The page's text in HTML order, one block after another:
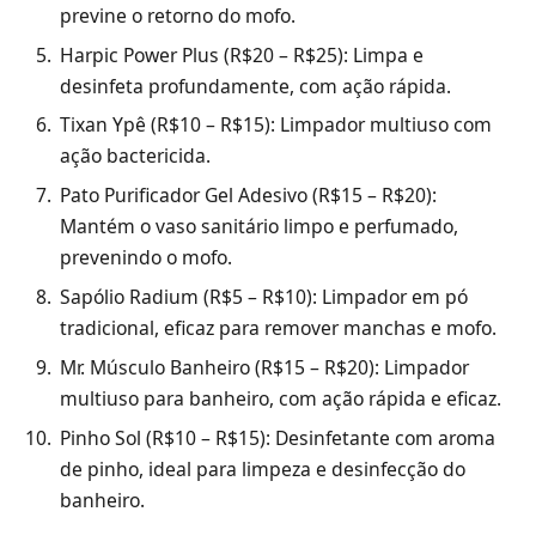
previne o retorno do mofo.
Harpic Power Plus (R$20 – R$25): Limpa e
desinfeta profundamente, com ação rápida.
Tixan Ypê (R$10 – R$15): Limpador multiuso com
ação bactericida.
Pato Purificador Gel Adesivo (R$15 – R$20):
Mantém o vaso sanitário limpo e perfumado,
prevenindo o mofo.
Sapólio Radium (R$5 – R$10): Limpador em pó
tradicional, eficaz para remover manchas e mofo.
Mr. Músculo Banheiro (R$15 – R$20): Limpador
multiuso para banheiro, com ação rápida e eficaz.
Pinho Sol (R$10 – R$15): Desinfetante com aroma
de pinho, ideal para limpeza e desinfecção do
banheiro.